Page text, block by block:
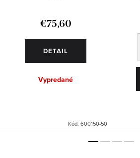
€75,60
DETAIL
Vypredané
Kód: 600150-50